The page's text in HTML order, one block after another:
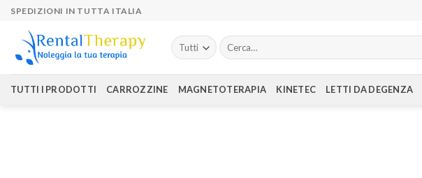
Skip
content
SPEDIZIONI IN TUTTA ITALIA
Cerca:
TUTTI I PRODOTTI CARROZZINE MAGNETOTERAPIA KINETEC LETTI DA DEGENZA